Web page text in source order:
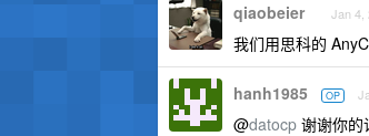
qiaobeier Jan 4,
我们用思科的
hanh1985 OP
@datocp 谢谢你的